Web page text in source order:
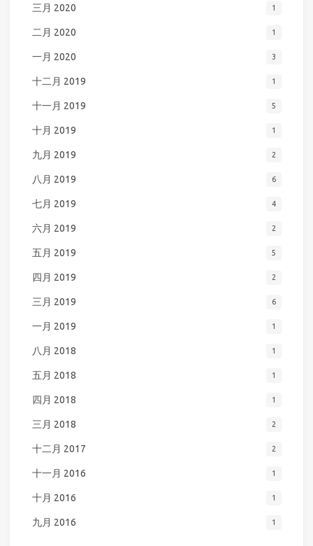
三月 2020 1
二月 2020 1
一月 2020 3
十二月 2019 1
十一月 2019 5
十月 2019 1
九月 2019 2
八月 2019 6
七月 2019 4
六月 2019 2
五月 2019 5
四月 2019 2
三月 2019 6
一月 2019 1
八月 2018 1
五月 2018 1
四月 2018 1
三月 2018 2
十二月 2017 2
十一月 2016 1
十月 2016 1
九月 2016 1